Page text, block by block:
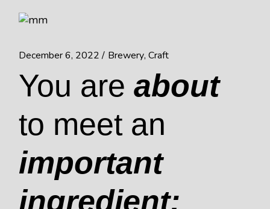
December 6, 2022 Brewery Craft
You areabout
to meet an
important
ingredient: